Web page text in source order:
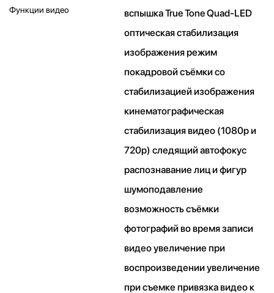
Функции видео
вспышка True Tone Quad-LED
оптическая стабилизация
изображения режим
покадровой съёмки со
стабилизацией изображения
кинематографическая
стабилизация видео (1080p и
720p) следящий автофокус
распознавание лиц и фигур
шумоподавление
возможность съёмки
фотографий во время записи
видео увеличение при
воспроизведении увеличение
при съемке привязка видео к